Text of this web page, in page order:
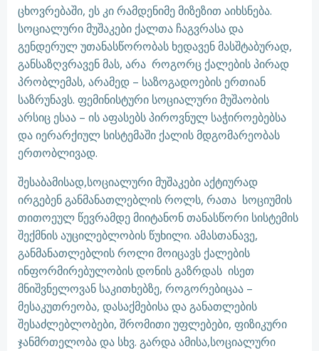
ცხოვრებაში, ეს კი რამდენიმე მიზეზით აიხსნება.
სოციალური მუშაკები ქალთა ჩაგვრასა და
გენდერულ უთანასწორობას ხედავენ მასშტაბურად,
განსაზღვრავენ მას, არა როგორც ქალების პირად
პრობლემას, არამედ – საზოგადოების ერთიან
საზრუნავს. ფემინისტური სოციალური მუშაობის
არსიც ესაა – ის აფასებს პიროვნულ საჭიროებებსა
და იერარქიულ სისტემაში ქალის მდგომარეობას
ერთობლივად.
შესაბამისად,სოციალური მუშაკები აქტიურად
ირგებენ განმანათლებლის როლს, რათა სოციუმის
თითოეულ წევრამდე მიიტანონ თანასწორი სისტემის
შექმნის აუცილებლობის წუხილი. ამასთანავე,
განმანათლებლის როლი მოიცავს ქალების
ინფორმირებულობის დონის გაზრდას ისეთ
მნიშვნელოვან საკითხებზე, როგორებიცაა –
მესაკუთრეობა, დასაქმებისა და განათლების
შესაძლებლობები, შრომითი უფლებები, ფიზიკური
ჯანმრთელობა და სხვ. გარდა ამისა,სოციალური